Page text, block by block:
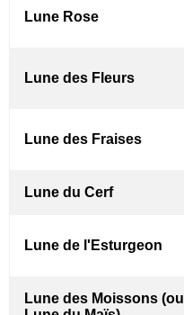
Lune Rose
Lune des Fleurs
Lune des Fraises
Lune du Cerf
Lune de l'Esturgeon
Lune des Moissons (ou